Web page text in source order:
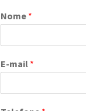
Nome *
E-mail *